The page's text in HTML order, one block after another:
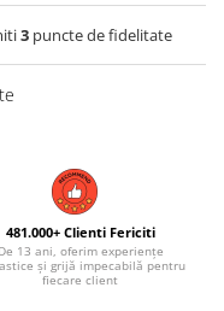
3 puncte de fidelitate
481.000+ Clienti Fericiti
De 13 ani, oferim experiențe
și grijă impecabilă pentru
fiecare client